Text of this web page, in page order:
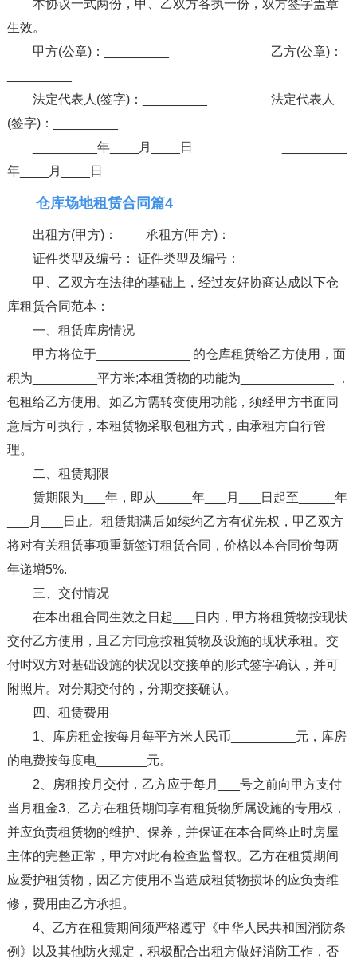
本协议一式两份，甲、乙双方各执一份，双方签字盖章
生效。
甲方(公章)：_________ 乙方(公章)：
法定代表人(签字)：_________ 法定代表人
(签字)：_________
_________年____月____日 _________
年____月____日
仓库场地租赁合同篇4
出租方(甲方)： 承租方(甲方)：
证件类型及编号： 证件类型及编号：
甲、乙双方在法律的基础上，经过友好协商达成以下仓
库租赁合同范本：
一、租赁库房情况
甲方将位于_____________ 的仓库租赁给乙方使用，面
积为_________平方米;本租赁物的功能为_____________ ，
包租给乙方使用。如乙方需转变使用功能，须经甲方书面同
意后方可执行，本租赁物采取包租方式，由承租方自行管
理。
二、租赁期限
赁期限为___年，即从_____年___月___日起至_____年
___月___日止。租赁期满后如续约乙方有优先权，甲乙双方
将对有关租赁事项重新签订租赁合同，价格以本合同价每两
年递增5%.
三、交付情况
在本出租合同生效之日起___日内，甲方将租赁物按现状
交付乙方使用，且乙方同意按租赁物及设施的现状承租。交
付时双方对基础设施的状况以交接单的形式签字确认，并可
附照片。对分期交付的，分期交接确认。
四、租赁费用
1、库房租金按每月每平方米人民币_________元，库房
的电费按每度电_______元。
2、房租按月交付，乙方应于每月___号之前向甲方支付
当月租金3、乙方在租赁期间享有租赁物所属设施的专用权，
并应负责租赁物的维护、保养，并保证在本合同终止时房屋
主体的完整正常，甲方对此有检查监督权。乙方在租赁期间
应爱护租赁物，因乙方使用不当造成租赁物损坏的应负责维
修，费用由乙方承担。
4、乙方在租赁期间须严格遵守《中华人民共和国消防条
例》以及其他防火规定，积极配合出租方做好消防工作，否